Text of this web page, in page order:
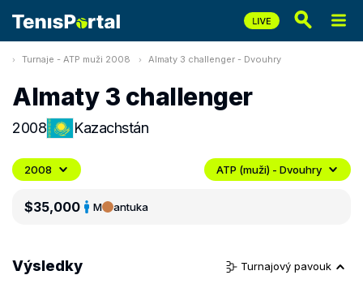
Turnaje - ATP muži 2008 Almaty 3 challenger - Dvouhry
Almaty 3 challenger
2008 Kazachstán
2008 ATP (muži) - Dvouhry
$35,000 M antuka
Výsledky Turnajový pavouk